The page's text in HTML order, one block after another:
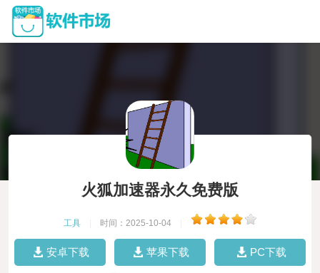
火狐加速器永久免费版
工具 时间：2025-10-04
安卓下载 苹果下载 PC下载